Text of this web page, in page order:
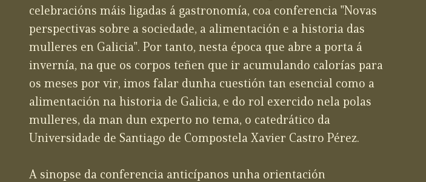
celebracións máis ligadas á gastronomía, coa conferencia "Novas
perspectivas sobre a sociedade, a alimentación e a historia das
mulleres en Galicia". Por tanto, nesta época que abre a porta á
invernía, na que os corpos teñen que ir acumulando calorías para
os meses por vir, imos falar dunha cuestión tan esencial como a
alimentación na historia de Galicia, e do rol exercido nela polas
mulleres, da man dun experto no tema, o catedrático da
Universidade de Santiago de Compostela Xavier Castro Pérez.
A sinopse da conferencia anticípanos unha orientación